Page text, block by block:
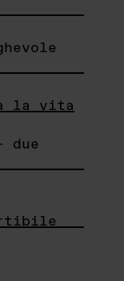
la vita
due